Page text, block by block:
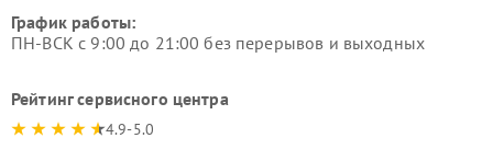
График работы:
ПН-ВСК с 9:00 до 21:00 без перерывов и выходных
Рейтинг сервисного центра
4.9-5.0